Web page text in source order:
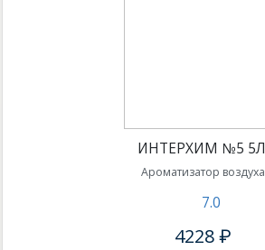
ИНТЕРХИМ №5
Ароматизатор воздуха
7.0
4228 ₽